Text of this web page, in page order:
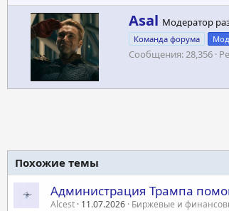
А
в
т
о
Asal Модератор
Команда форума
Сообщения 28,356
Похожие темы
Администрация Трампа
Alcest 11.07.2026 Биржевые и